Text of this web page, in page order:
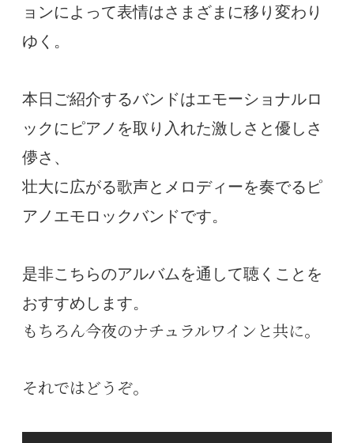
ョンによって表情はさまざまに移り変わり
ゆく。
本日ご紹介するバンドはエモーショナルロ
ックにピアノを取り入れた激しさと優しさ
儚さ、
壮大に広がる歌声とメロディーを奏でるピ
アノエモロックバンドです。
是非こちらのアルバムを通して聴くことを
おすすめします。
もちろん今夜のナチュラルワインと共に。
それではどうぞ。